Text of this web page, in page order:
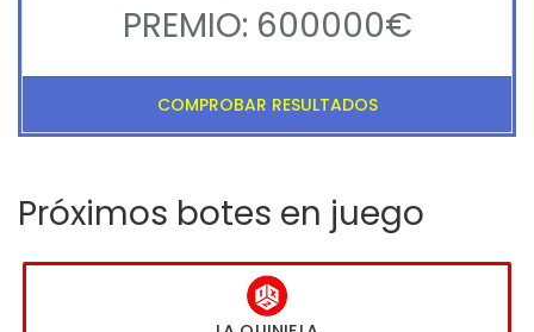
PREMIO: 600000€
COMPROBAR RESULTADOS
Próximos botes en juego